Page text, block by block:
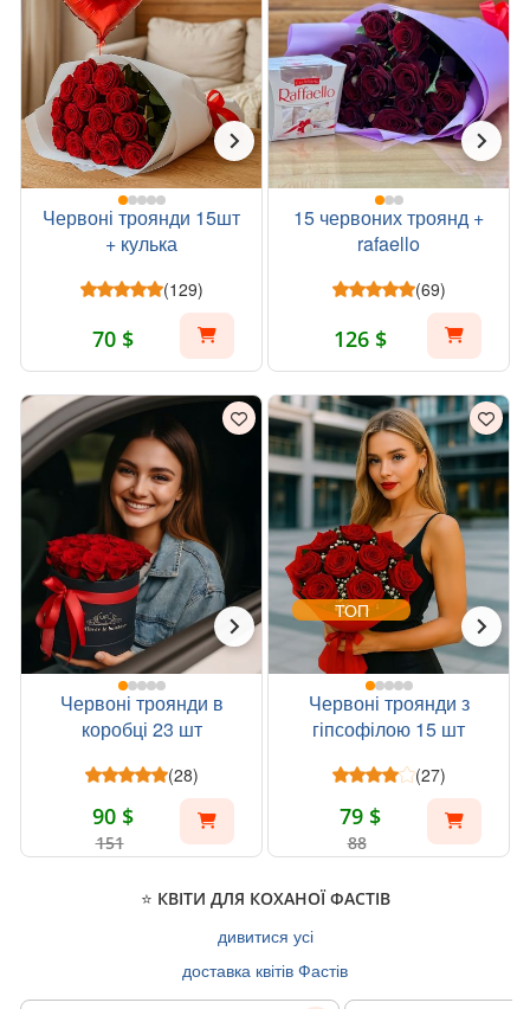
Червоні троянди 15шт
+ кулька
(129)
70 $
15 червоних троянд +
rafaello
(69)
126 $
Червоні троянди в
коробці 23 шт
(28)
90 $
151
ТОП
Червоні троянди з
гіпсофілою 15 шт
(27)
79 $
88
⭐ КВІТИ ДЛЯ КОХАНОЇ ФАСТІВ
дивитися усі
доставка квітів Фастів